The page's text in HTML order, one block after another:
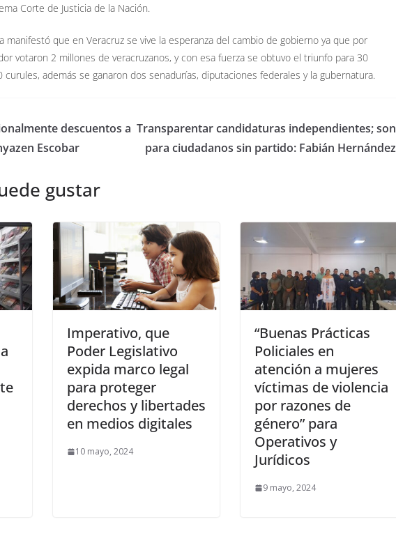
Corte de Justicia de la Nación.
manifestó que en Veracruz se vive la esperanza del cambio de gobierno ya que por
votaron 2 millones de veracruzanos, y con esa fuerza se obtuvo el triunfo para 30
además se ganaron dos senadurías, diputaciones federales y la gubernatura.
descuentos a
Escobar
Transparentar candidaturas independientes; son
para ciudadanos sin partido: Fabián Hernández
gustar
Imperativo, que
Poder Legislativo
expida marco legal
para proteger
derechos y libertades
en medios digitales
10 mayo, 2024
“Buenas Prácticas
Policiales en
atención a mujeres
víctimas de violencia
por razones de
género” para
Operativos y
Jurídicos
9 mayo, 2024